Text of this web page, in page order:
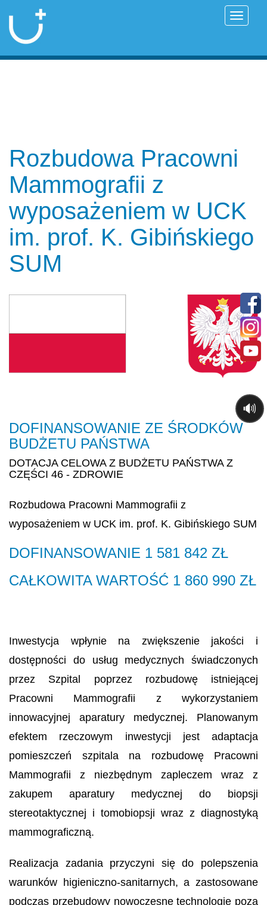
Rozbudowa Pracowni
Mammografii z
wyposażeniem w UCK
im. prof. K. Gibińskiego
SUM
DOFINANSOWANIE ZE ŚRODKÓW
BUDŻETU PAŃSTWA
DOTACJA CELOWA Z BUDŻETU PAŃSTWA Z
CZĘŚCI 46 - ZDROWIE
Rozbudowa Pracowni Mammografii z
wyposażeniem w UCK im. prof. K. Gibińskiego SUM
DOFINANSOWANIE 1 581 842 ZŁ
CAŁKOWITA WARTOŚĆ 1 860 990 ZŁ
Inwestycja wpłynie na zwiększenie jakości i
dostępności do usług medycznych świadczonych
przez Szpital poprzez rozbudowę istniejącej
Pracowni Mammografii z wykorzystaniem
innowacyjnej aparatury medycznej. Planowanym
efektem rzeczowym inwestycji jest adaptacja
pomieszczeń szpitala na rozbudowę Pracowni
Mammografii z niezbędnym zapleczem wraz z
zakupem aparatury medycznej do biopsji
stereotaktycznej i tomobiopsji wraz z diagnostyką
mammograficzną.
Realizacja zadania przyczyni się do polepszenia
warunków higieniczno-sanitarnych, a zastosowane
podczas przebudowy nowoczesne technologie poza
🔊